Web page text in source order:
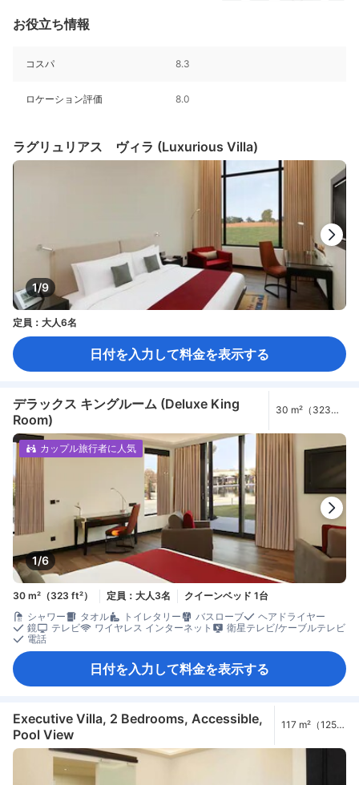
お役立ち情報
コスパ 8.3
ロケーション評価 8.0
ラグリュリアス ヴィラ (Luxurious Villa)
1/9
定員：大人6名
日付を入力して料金を表示する
デラックス キングルーム (Deluxe King
Room)
30 m²（323
1/6
カップル旅行者に人気
30 m²（323 ft²） 定員：大人3名
クイーンベッド 1台
シャワー
タオル トイレタリー バスローブ
ヘアドライヤー
鏡
テレビ ワイヤレス インターネット
衛星テレビ/ケーブルテレビ
電話
日付を入力して料金を表示する
Executive Villa, 2 Bedrooms, Accessible,
Pool View
117 m²（1259